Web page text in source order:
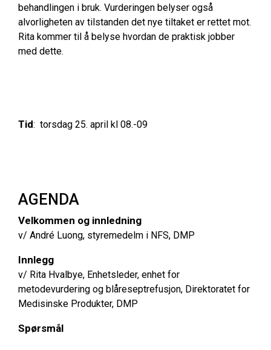
behandlingen i bruk. Vurderingen belyser også
alvorligheten av tilstanden det nye tiltaket er rettet mot.
Rita kommer til å belyse hvordan de praktisk jobber
med dette.
Tid: torsdag 25. april kl 08.-09
AGENDA
Velkommen og innledning
v/ André Luong, styremedelm i NFS, DMP
Innlegg
v/ Rita Hvalbye, Enhetsleder, enhet for
metodevurdering og blåreseptrefusjon, Direktoratet for
Medisinske Produkter, DMP
Spørsmål